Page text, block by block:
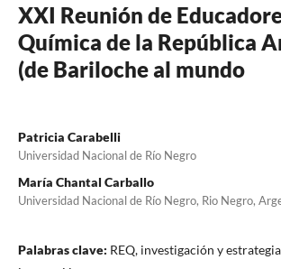
XXI Reunión de
Química de la República
(de Bariloche al mundo
Patricia Carabelli
Universidad Nacional de Río Negro
María Chantal Carballo
Universidad Nacional de Río Negro, Rio Negro,
Palabras clave: REQ, investigación y